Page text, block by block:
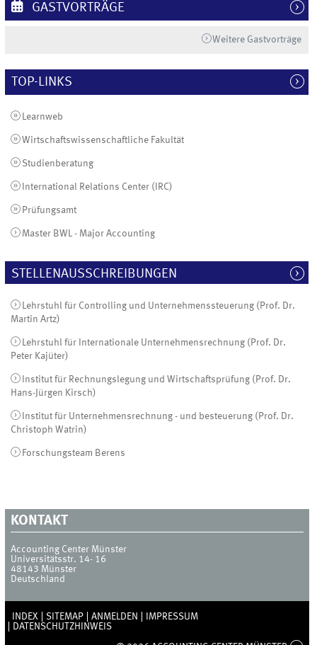
GASTVORTRÄGE
Weitere Gastvorträge
TOP-LINKS
Learnweb
Wirtschaftswissenschaftliche Fakultät
Studienberatung
International Relations Center (IRC)
Prüfungsamt
Master BWL - Major Accounting
STELLENAUSSCHREIBUNGEN
Lehrstuhl für Controlling und Unternehmenssteuerung (Prof. Dr.
Martin Artz)
Lehrstuhl für Internationale Unternehmensrechnung (Prof. Dr.
Peter Kajüter)
Institut für Rechnungslegung und Wirtschaftsprüfung (Prof. Dr.
Hans-Jürgen Kirsch)
Institut für Unternehmensrechnung - und besteuerung (Prof. Dr.
Christoph Watrin)
Forschungsteam Berens
KONTAKT
Accounting Center Münster
Universitätsstr. 14- 16
48143 Münster
Deutschland
INDEX SITEMAP ANMELDEN
IMPRESSUM
DATENSCHUTZHINWEIS